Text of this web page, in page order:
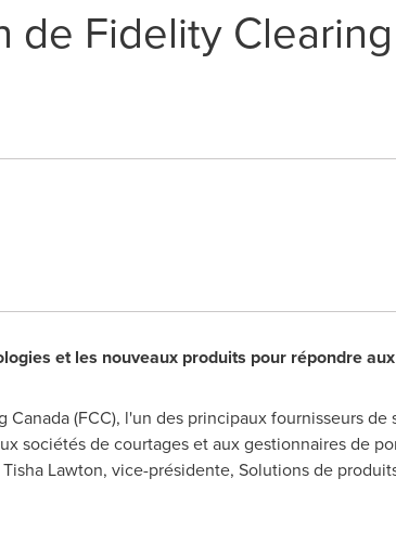
de Fidelity
et les nouveaux produits pour répondre
Canada (FCC), l'un des principaux fournisseurs
sociétés de courtages et aux gestionnaires de
Lawton, vice-présidente, Solutions de